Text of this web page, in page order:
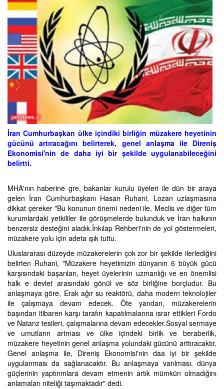
İran Cumhurbaşkan ülke içindiki birliğin müzakere heyetinin
gücünü artıracağını belirterek, genel anlaşma ile Direniş
Ekonomisi'nin de daha iyi bir şekilde uygulanabileceğini
belirtti.
MHA'nın haberine gre, bakanlar kurulu üyeleri ile dün bir araya
gelen İran Cumhurbaşkanı Hasan Ruhani, Lozan uzlaşmasına
dikkat çereker "Bu konunun önemi nedeni ile, Meclis ve diğer tüm
kurumlardaki yetkililer ile görüşmelerde bulunduk ve İran halkının
benzersiz desteğini aladık.İnkılap Rehberi'nin de yol göstermeleri,
müzakere yolu için adeta ışık tuttu.
Uluslararası düzeyde müzakerelerin çok zor bir şekilde ilerlediğini
belirten Ruhani, "Müzakere heyetimizin dünyanın 6 büyük gücü
karşısındaki başarıları, heyet üyelerinin uzmanlığı ve en önemlisi
halk e devlet arasındaki gönül ve söz birliğine borçludur. Bu
anlaşmaya göre, Erak ağır su reaktörü, daha modern teknolojiler
ile çalışmaya devam edecek. Öte yandan, müzakerelerin
başından itibaren karşı tarafın kapatılmalarına ısrar ettikleri Fordo
ve Natanz tesileri, çalışmalarına devam edecekler.Sosyal sermaye
ve umutların artması ve ülke içindeki birlik ve beraberlik,
müzakere heyetinin genel anlaşma yolundaki gücünü arttıracaktır.
Genel anlaşma ile, Direniş Ekonomisi'nin daa iyi bir şekilde
uygulanması da sağlanacaktır. Bu anlaşmaya varılması, dünya
güçlerinin yaptırımlara devam etmenin artık mümkün olmadığını
anlamaları niteliği taşımaktadır" dedi.